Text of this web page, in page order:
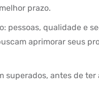
prazo.
pessoas, qualidade e
aprimorar seus
superados, antes de